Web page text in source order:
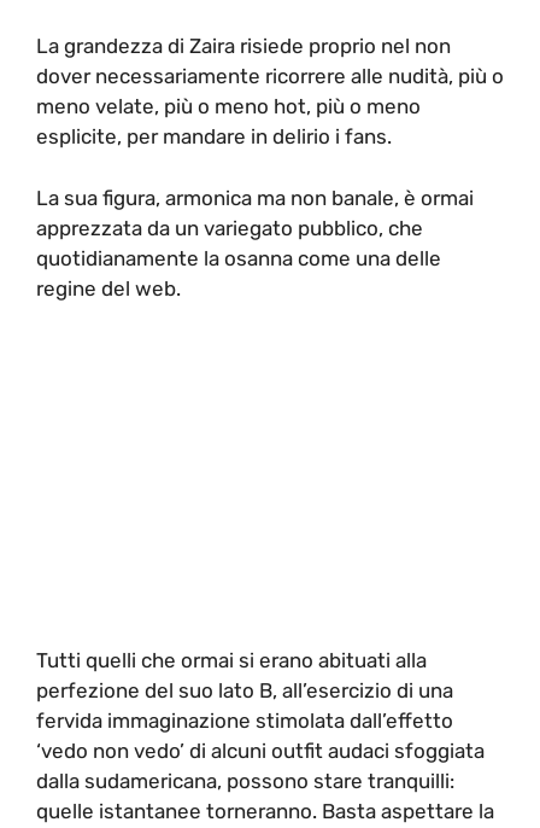
La grandezza di Zaira risiede proprio nel non
dover necessariamente ricorrere alle nudità, più o
meno velate, più o meno hot, più o meno
esplicite, per mandare in delirio i fans.
La sua figura, armonica ma non banale, è ormai
apprezzata da un variegato pubblico, che
quotidianamente la osanna come una delle
regine del web.
Tutti quelli che ormai si erano abituati alla
perfezione del suo lato B, all’esercizio di una
fervida immaginazione stimolata dall’effetto
‘vedo non vedo’ di alcuni outfit audaci sfoggiata
dalla sudamericana, possono stare tranquilli:
quelle istantanee torneranno. Basta aspettare la